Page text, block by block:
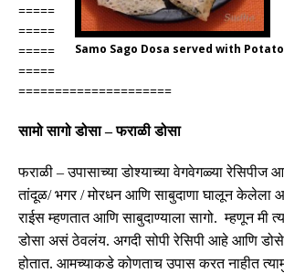
Samo Sago Dosa served with
=====
=====
=====
=====
=====================
सामो सागो डोसा–फराळी डोसा
फराळी –उपासाच्या डोश्याच्या वेगवेगळ्या रेसिपीज
तांदूळ/भगर/मोरधन आणि साबुदाणा घालून केलेला
राईस म्हणतात आणि साबुदाण्याला सागो.म्हणून मी
डोसा असं ठेवलंय. अगदी सोपी रेसिपी आहे आणि
होतात. आमच्याकडे कोणताच उपास करत नाहीत